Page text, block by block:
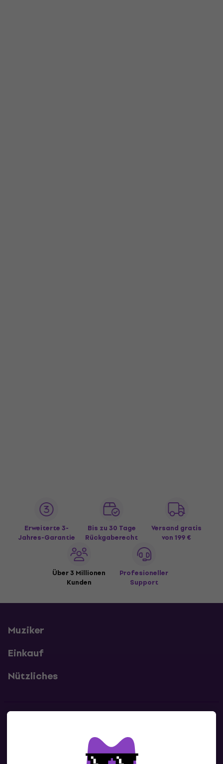
Erweiterte 3-
Jahres-Garantie
Bis zu 30 Tage
Rückgaberecht
Versand gratis
von 199 €
Über 3 Millionen
Kunden
Profesioneller
Support
Muziker
Einkauf
Nützliches
Kontaktiere uns